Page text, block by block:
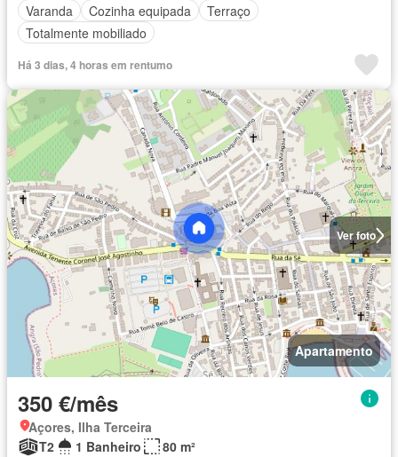
Varanda
Cozinha equipada
Terraço
Totalmente mobiliado
Há 3 dias, 4 horas em rentumo
Ver foto
Apartamento
350 €/mês
Açores, Ilha Terceira
T2
1 Banheiro
80 m²